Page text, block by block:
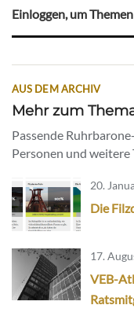
Einloggen, um
AUS DEM ARCHIV
Mehr zum
Passende
Personen und
20.
Die
17.
VEB-